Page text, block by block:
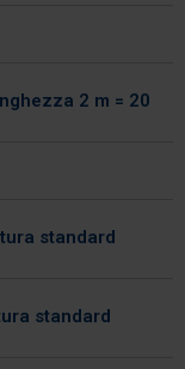
2 m = 20
standard
standard